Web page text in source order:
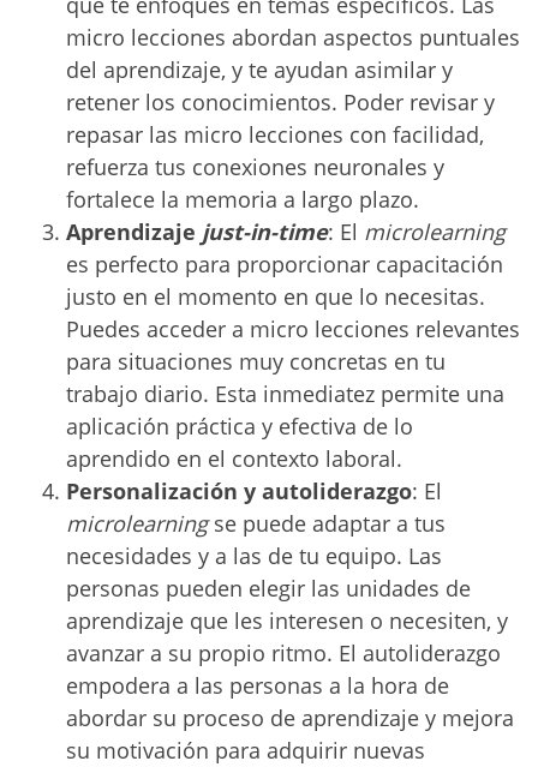
micro lecciones abordan aspectos puntuales
del aprendizaje, y te ayudan asimilar y
retener los conocimientos. Poder revisar y
repasar las micro lecciones con facilidad,
refuerza tus conexiones neuronales y
fortalece la memoria a largo plazo.
Aprendizaje just-in-time: El microlearning
es perfecto para proporcionar capacitación
justo en el momento en que lo necesitas.
Puedes acceder a micro lecciones relevantes
para situaciones muy concretas en tu
trabajo diario. Esta inmediatez permite una
aplicación práctica y efectiva de lo
aprendido en el contexto laboral.
Personalización y autoliderazgo: El
microlearningse puede adaptar a tus
necesidades y a las de tu equipo. Las
personas pueden elegir las unidades de
aprendizaje que les interesen o necesiten, y
avanzar a su propio ritmo. El autoliderazgo
empodera a las personas a la hora de
abordar su proceso de aprendizaje y mejora
su motivación para adquirir nuevas